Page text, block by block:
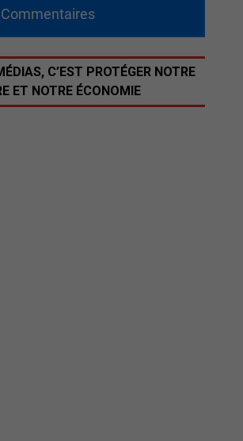
Commentaires
C’EST PROTÉGER NOTRE
ET NOTRE ÉCONOMIE